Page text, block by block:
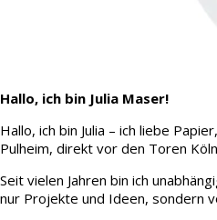
Hallo, ich bin Julia Maser!
Hallo, ich bin Julia – ich liebe
Pulheim, direkt vor den Toren
Seit vielen Jahren bin ich
nur Projekte und Ideen, sondern